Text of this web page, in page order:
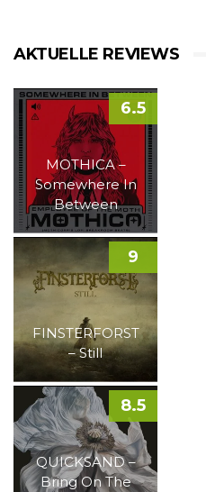
AKTUELLE REVIEWS
MOTHICA –
Somewhere In
Between
6.5
FINSTERFORST
– Still
9
QUICKSAND –
Bring On The
8.5